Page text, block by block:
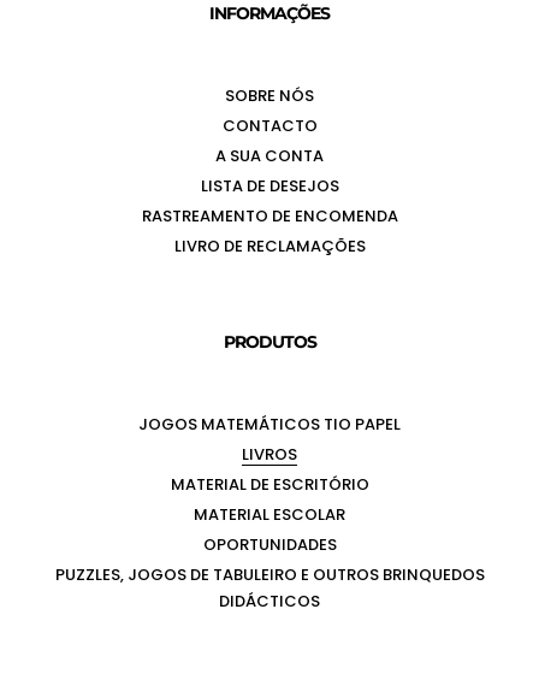
INFORMAÇÕES
SOBRE NÓS
CONTACTO
A SUA CONTA
LISTA DE DESEJOS
RASTREAMENTO DE ENCOMENDA
LIVRO DE RECLAMAÇÕES
PRODUTOS
JOGOS MATEMÁTICOS TIO PAPEL
LIVROS
MATERIAL DE ESCRITÓRIO
MATERIAL ESCOLAR
OPORTUNIDADES
PUZZLES, JOGOS DE TABULEIRO E OUTROS BRINQUEDOS
DIDÁCTICOS